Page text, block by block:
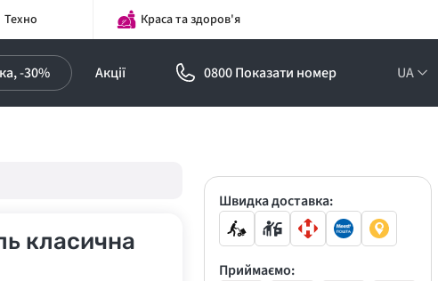
Техно Краса та здоров'я
-30% Акції 0800 Показати номер UA
класична
Знижки до -30%
Швидка доставка:
Приймаємо: